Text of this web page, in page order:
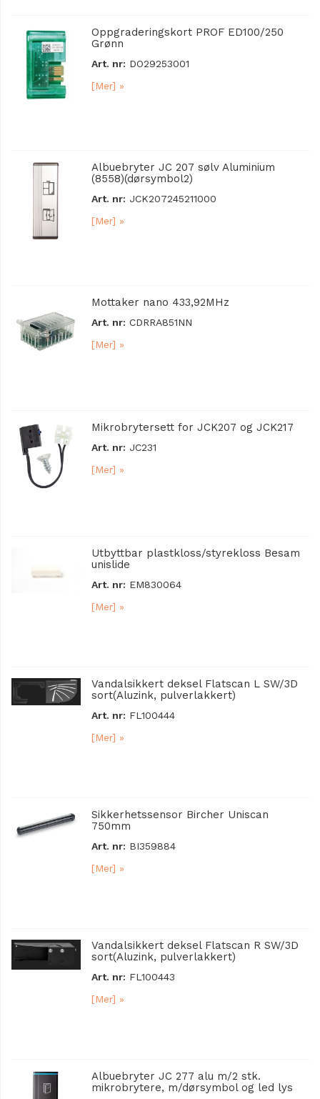
Oppgraderingskort PROF ED100/250
Grønn
Art. nr: DO29253001
[Mer] »
Albuebryter JC 207 sølv Aluminium
(8558)(dørsymbol2)
Art. nr: JCK207245211000
[Mer] »
Mottaker nano 433,92MHz
Art. nr: CDRRA851NN
[Mer] »
Mikrobrytersett for JCK207 og JCK217
Art. nr: JC231
[Mer] »
Utbyttbar plastkloss/styrekloss Besam
unislide
Art. nr: EM830064
[Mer] »
Vandalsikkert deksel Flatscan L SW/3D
sort(Aluzink, pulverlakkert)
Art. nr: FL100444
[Mer] »
Sikkerhetssensor Bircher Uniscan
750mm
Art. nr: BI359884
[Mer] »
Vandalsikkert deksel Flatscan R SW/3D
sort(Aluzink, pulverlakkert)
Art. nr: FL100443
[Mer] »
Albuebryter JC 277 alu m/2 stk.
mikrobrytere, m/dørsymbol og led lys